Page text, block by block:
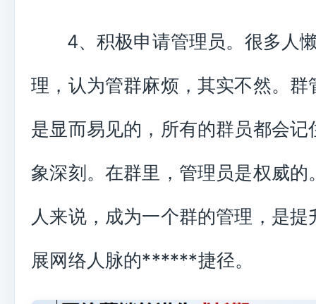
4、积极申请管理员。很多人
理，认为管群麻烦，其实不然。群
是显而易见的，所有的群员都会记
象深刻。在群里，管理员是权威的
人来说，成为一个群的管理，是提
展网络人脉的******捷径。